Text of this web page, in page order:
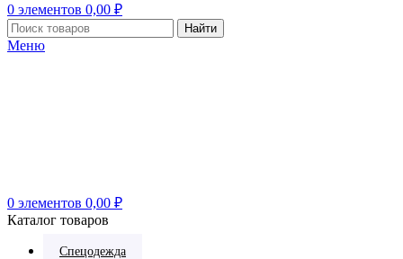
0 элементов 0,00 ₽
Найти
Меню
0 элементов 0,00 ₽
Каталог товаров
Спецодежда